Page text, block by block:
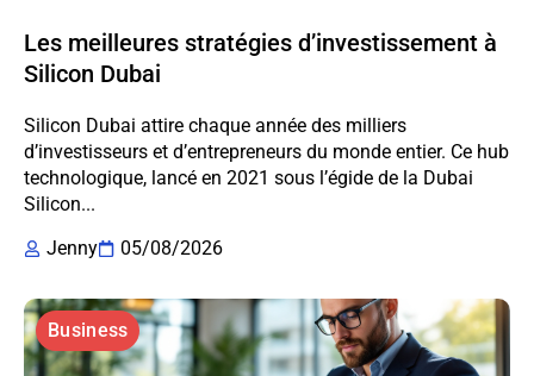
Les meilleures stratégies d’investissement à
Silicon Dubai
Silicon Dubai attire chaque année des milliers
d’investisseurs et d’entrepreneurs du monde entier. Ce hub
technologique, lancé en 2021 sous l’égide de la Dubai
Silicon...
Jenny
05/08/2026
Business